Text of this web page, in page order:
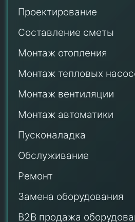
Проектирование
Составление сметы
Монтаж отопления
Монтаж тепловых
Монтаж вентиляции
Монтаж автоматики
Пусконаладка
Обслуживание
Ремонт
Замена оборудования
B2B продажа